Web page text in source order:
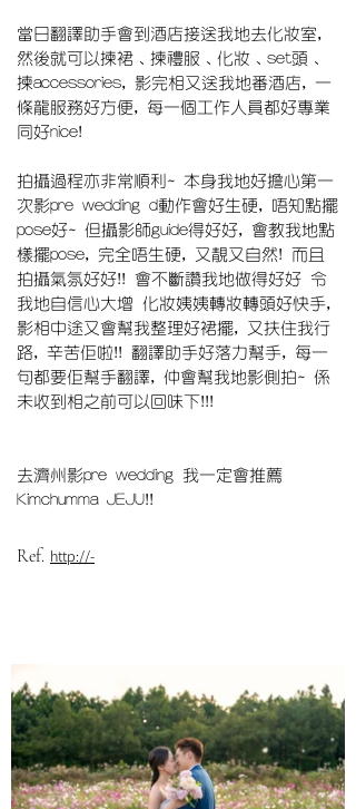
當日翻譯助手會到酒店接送我地去化妝室,
然後就可以揀裙﹑揀禮服﹑化妝﹑set頭﹑
揀accessories, 影完相又送我地番酒店, 一
條龍服務好方便, 每一個工作人員都好專業
同好nice!
拍攝過程亦非常順利~ 本身我地好擔心第一
次影pre wedding d動作會好生硬, 唔知點擺
pose好~ 但攝影師guide得好好, 會教我地點
樣擺pose, 完全唔生硬, 又靚又自然! 而且
拍攝氣氛好好!! 會不斷讚我地做得好好 令
我地自信心大增 化妝姨姨轉妝轉頭好快手,
影相中途又會幫我整理好裙擺, 又扶住我行
路, 辛苦佢啦!! 翻譯助手好落力幫手, 每一
句都要佢幫手翻譯, 仲會幫我地影側拍~ 係
未收到相之前可以回味下!!!
去濟州影pre wedding 我一定會推薦
Kimchumma JEJU!!
Ref. http://-